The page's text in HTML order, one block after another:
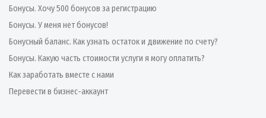
Бонусы. Хочу 500 бонусов за регистрацию
Бонусы. У меня нет бонусов!
Бонусный баланс. Как узнать остаток и движение по счету?
Бонусы. Какую часть стоимости услуги я могу оплатить?
Как заработать вместе с нами
Перевести в бизнес-аккаунт